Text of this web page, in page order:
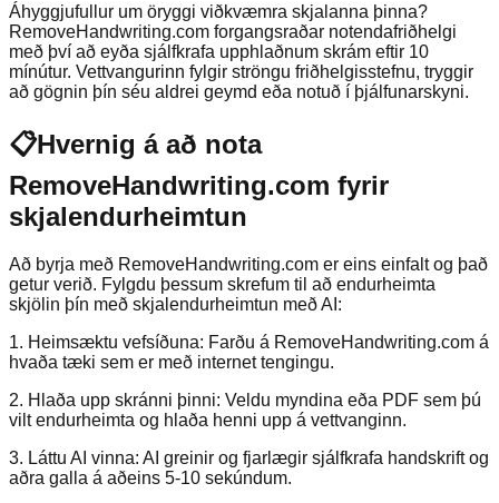
Áhyggjufullur um öryggi viðkvæmra skjalanna þinna?
RemoveHandwriting.com forgangsraðar notendafriðhelgi
með því að eyða sjálfkrafa upphlaðnum skrám eftir 10
mínútur. Vettvangurinn fylgir ströngu friðhelgisstefnu, tryggir
að gögnin þín séu aldrei geymd eða notuð í þjálfunarskyni.
📋Hvernig á að nota
RemoveHandwriting.com fyrir
skjalendurheimtun
Að byrja með RemoveHandwriting.com er eins einfalt og það
getur verið. Fylgdu þessum skrefum til að endurheimta
skjölin þín með skjalendurheimtun með AI:
1. Heimsæktu vefsíðuna: Farðu á RemoveHandwriting.com á
hvaða tæki sem er með internet tengingu.
2. Hlaða upp skránni þinni: Veldu myndina eða PDF sem þú
vilt endurheimta og hlaða henni upp á vettvanginn.
3. Láttu AI vinna: AI greinir og fjarlægir sjálfkrafa handskrift og
aðra galla á aðeins 5-10 sekúndum.